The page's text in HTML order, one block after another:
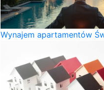
Wynajem apartamentów